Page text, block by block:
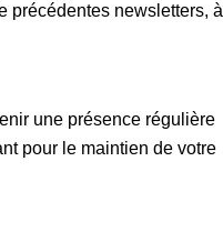
précédentes newsletters, à
une présence régulière
pour le maintien de votre